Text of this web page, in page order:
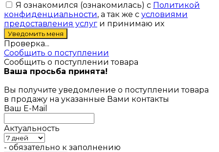
Я ознакомился (ознакомилась) с Политикой
конфиденциальности, а так же с условиями
предоставления услуг и принимаю их
Проверка...
Сообщить о поступлении
Сообщить о поступлении товара
Ваша просьба принята!
Вы получите уведомление о поступлении товара
в продажу на указанные Вами контакты
Ваш E-Mail
Актуальность
- обязательно к заполнению